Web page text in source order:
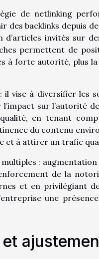
de netlinking
des backlinks depuis
invités sur
permettent de
à forte autorité, plus
vise à diversifier les
sur l’autorité
en tenant
du contenu
et à attirer un trafic
:
de la
et en privilégiant
une